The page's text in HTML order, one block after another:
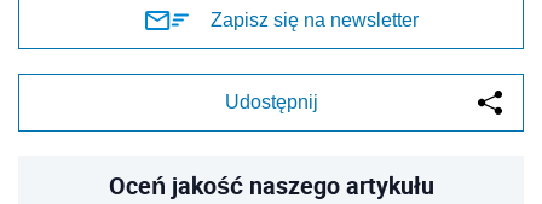
Zapisz się na newsletter
Udostępnij
Oceń jakość naszego artykułu